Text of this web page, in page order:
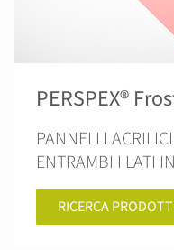
PERSPEX®
PANNELLI
ENTRAMBI I LATI
RICERCA